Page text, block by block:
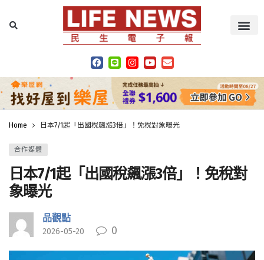
Home 日本7/1起「出國稅飆漲3倍」！免稅對象曝光
合作媒體
日本7/1起「出國稅飆漲3倍」！免稅對
象曝光
品觀點
2026-05-20 0